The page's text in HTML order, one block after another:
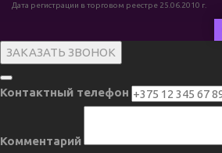
Дата регистрации в торговом реестре 25.06.2010 г.
ЗАКАЗАТЬ ЗВОНОК
Контактный телефон
Комментарий